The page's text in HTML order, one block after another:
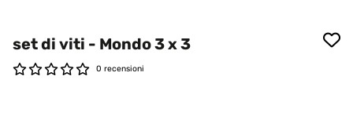
set di viti - Mondo 3 x 3
0 recensioni